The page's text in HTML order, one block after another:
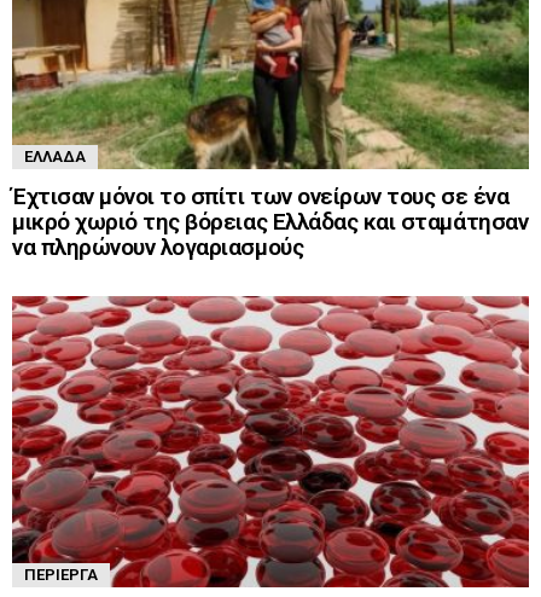
ΕΛΛΆΔΑ
Έχτισαν μόνοι το σπίτι των ονείρων τους σε ένα
μικρό χωριό της βόρειας Ελλάδας και σταμάτησαν
να πληρώνουν λογαριασμούς
ΠΕΡΊΕΡΓΑ